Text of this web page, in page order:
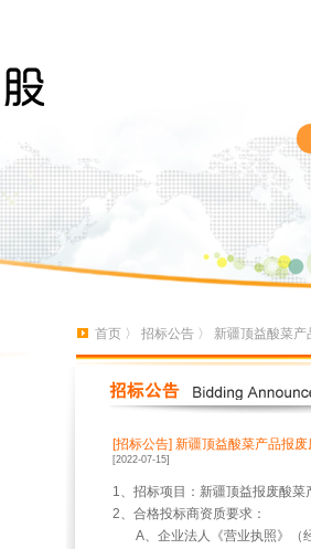
首页 〉 招标公告 〉 新疆顶益酸菜
[招标公告] 新疆顶益酸菜产品报
[2022-07-15]
1、招标项目：新疆顶益报废酸
2、合格投标商资质要求：
A、企业法人《营业执照》（